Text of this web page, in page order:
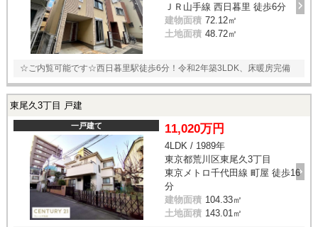
ＪＲ山手線 西日暮里 徒歩6分
建物面積 72.12㎡
土地面積 48.72㎡
☆ご内覧可能です☆西日暮里駅徒歩6分！令和2年築3LDK、床暖房完備
東尾久3丁目 戸建
一戸建て 11,020万円
4LDK / 1989年
東京都荒川区東尾久3丁目
東京メトロ千代田線 町屋 徒歩16
分
建物面積 104.33㎡
土地面積 143.01㎡